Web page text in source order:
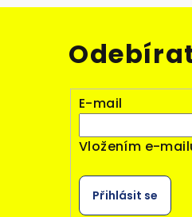
E-mail
Vložením e-
Přihlásit se